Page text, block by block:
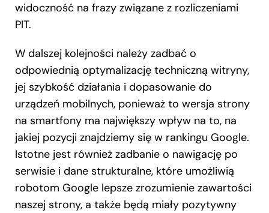
widoczność na frazy związane z rozliczeniami
PIT.
W dalszej kolejności należy zadbać o
odpowiednią optymalizację techniczną witryny,
jej szybkość działania i dopasowanie do
urządzeń mobilnych, ponieważ to wersja strony
na smartfony ma największy wpływ na to, na
jakiej pozycji znajdziemy się w rankingu Google.
Istotne jest również zadbanie o nawigację po
serwisie i dane strukturalne, które umożliwią
robotom Google lepsze zrozumienie zawartości
naszej strony, a także będą miały pozytywny